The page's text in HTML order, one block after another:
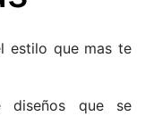
estilo que mas te
diseños que se